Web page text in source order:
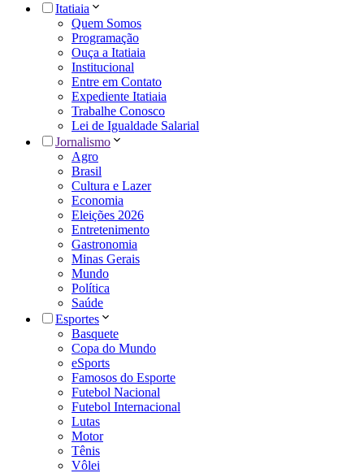
Itatiaia
Quem Somos
Programação
Ouça a Itatiaia
Institucional
Entre em Contato
Expediente Itatiaia
Trabalhe Conosco
Lei de Igualdade Salarial
Jornalismo
Agro
Brasil
Cultura e Lazer
Economia
Eleições 2026
Entretenimento
Gastronomia
Minas Gerais
Mundo
Política
Saúde
Esportes
Basquete
Copa do Mundo
eSports
Famosos do Esporte
Futebol Nacional
Futebol Internacional
Lutas
Motor
Tênis
Vôlei